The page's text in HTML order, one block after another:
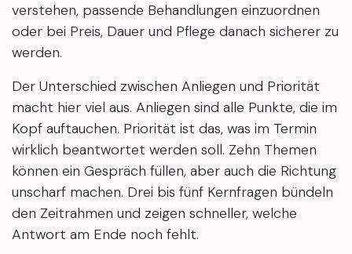
verstehen, passende Behandlungen einzuordnen
oder bei Preis, Dauer und Pflege danach sicherer zu
werden.
Der Unterschied zwischen Anliegen und Priorität
macht hier viel aus. Anliegen sind alle Punkte, die im
Kopf auftauchen. Priorität ist das, was im Termin
wirklich beantwortet werden soll. Zehn Themen
können ein Gespräch füllen, aber auch die Richtung
unscharf machen. Drei bis fünf Kernfragen bündeln
den Zeitrahmen und zeigen schneller, welche
Antwort am Ende noch fehlt.